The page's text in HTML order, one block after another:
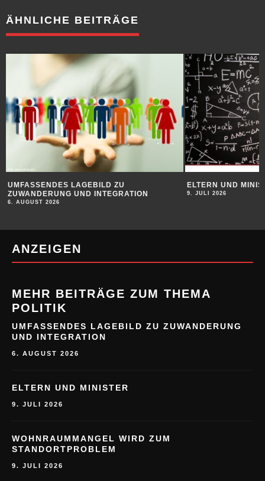
ÄHNLICHE BEITRÄGE
UMFASSENDES LAGEBILD ZU
ZUWANDERUNG UND INTEGRATION
6. AUGUST 2026
ELTERN UND
9. JULI 2026
ANZEIGEN
MEHR BEITRÄGE ZUM THEMA
POLITIK
UMFASSENDES LAGEBILD ZU ZUWANDERUNG
UND INTEGRATION
6. AUGUST 2026
ELTERN UND MINISTER
9. JULI 2026
WOHNRAUMMANGEL WIRD ZUM
STANDORTPROBLEM
9. JULI 2026